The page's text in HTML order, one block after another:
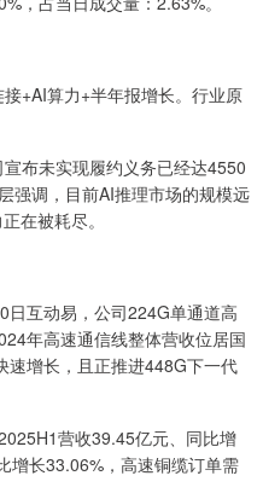
+AI算力+半年报增长。行业原
布未实现履约义务已经达4550
强调，目前AI推理市场的规模远
在被耗尽。
互动易，公司224G单通道高
年高速通信线整体营收位居国
速增长，且正推进448G下一代
营收39.45亿元、同比增
增长33.06%，高速铜缆订单需